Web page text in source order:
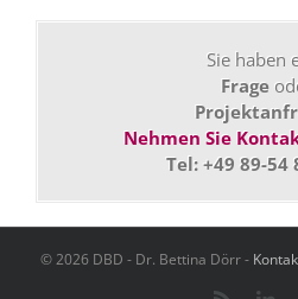
Sie haben
Frage
Nehmen Sie
Tel: +49 89-54
© 2026 DBD - Dr. Bettina Dörr -